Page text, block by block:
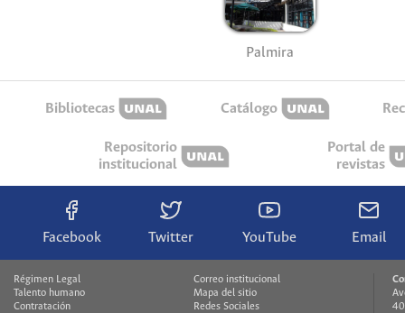
Palmira
Bibliotecas Catálogo
Repositorio
institucional
Portal de
revistas
Facebook Twitter YouTube Email
Régimen Legal
Talento humano
Contratación
Correo institucional
Mapa del sitio
Redes Sociales